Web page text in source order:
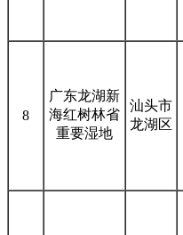
8
广东龙湖新
海红树林省
重要湿地
汕头市
龙湖区